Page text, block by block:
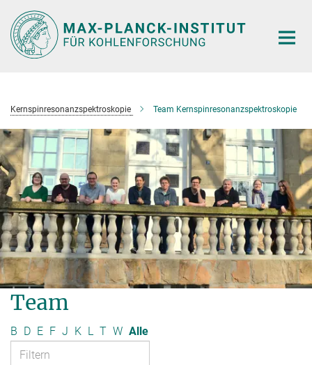
Hauptinhalt
Kernspinresonanzspektroskopie Team Kernspinresonanzspektroskopie
Team
B D E F J K L T W Alle